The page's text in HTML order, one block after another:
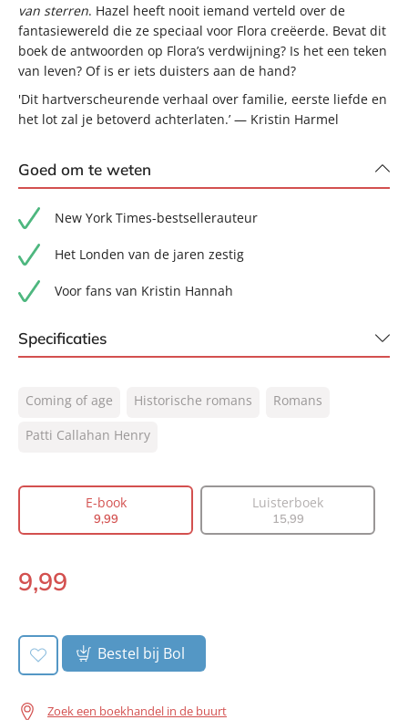
van sterren. Hazel heeft nooit iemand verteld over de
fantasiewereld die ze speciaal voor Flora creëerde. Bevat dit
boek de antwoorden op Flora’s verdwijning? Is het een teken
van leven? Of is er iets duisters aan de hand?
'Dit hartverscheurende verhaal over familie, eerste liefde en
het lot zal je betoverd achterlaten.’ — Kristin Harmel
Goed om te weten
New York Times-bestsellerauteur
Het Londen van de jaren zestig
Voor fans van Kristin Hannah
Specificaties
NUR:
302
Type:
Vertaler:
Guus van der Made
Aantal pagina's:
464
Verschijningsdatum:
Coming of age Historische romans
Romans
Patti Callahan Henry
E-book
9,99
Luisterboek
15,99
E-
9,99
Bestel bij Bol
Zoek een boekhandel in de buurt